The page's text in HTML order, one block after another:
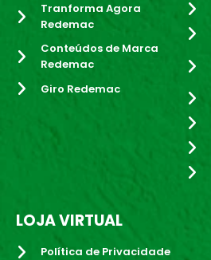
Tranforma Agora
Redemac
Conteúdos de Marca
Redemac
Giro Redemac
LOJA VIRTUAL
Política de Privacidade